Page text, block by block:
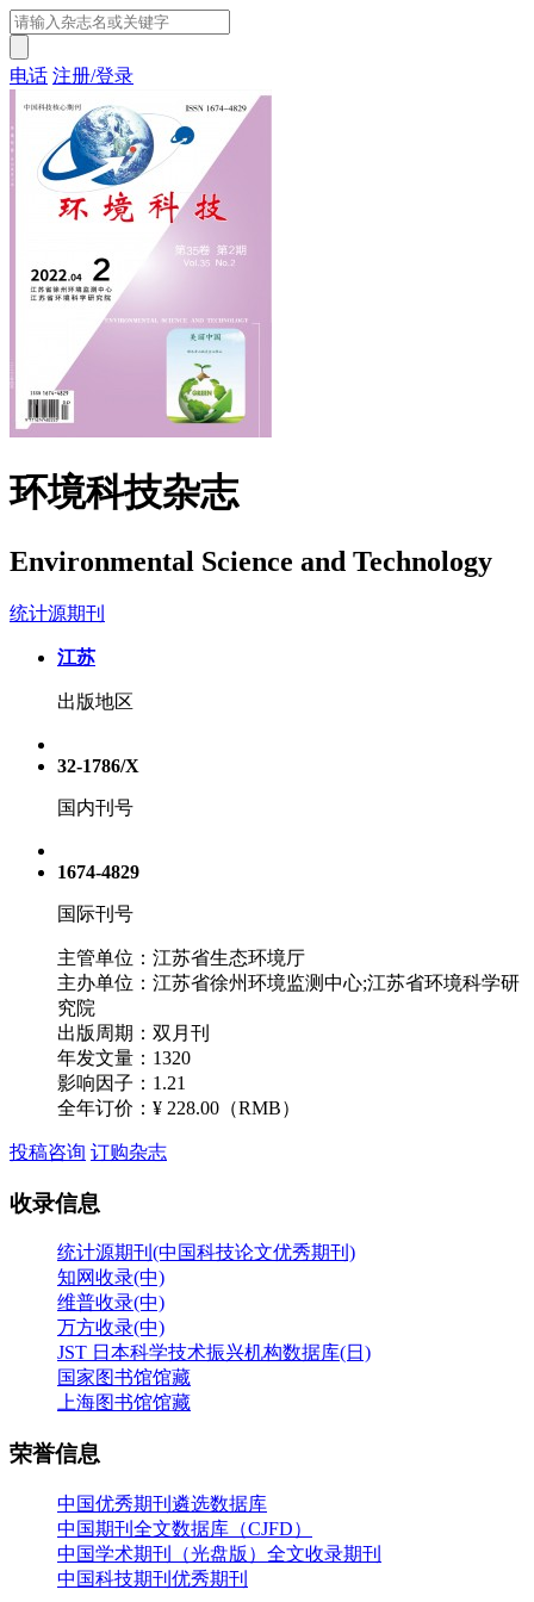
电话 注册/登录
环境科技杂志
Environmental Science and Technology
统计源期刊
江苏
出版地区
32-1786/X
国内刊号
1674-4829
国际刊号
主管单位：江苏省生态环境厅
主办单位：江苏省徐州环境监测中心;江苏省环境科学研
究院
出版周期：双月刊
年发文量：1320
影响因子：1.21
全年订价： ¥ 228.00（RMB）
投稿咨询 订购杂志
收录信息
统计源期刊(中国科技论文优秀期刊)
知网收录(中)
维普收录(中)
万方收录(中)
JST 日本科学技术振兴机构数据库(日)
国家图书馆馆藏
上海图书馆馆藏
荣誉信息
中国优秀期刊遴选数据库
中国期刊全文数据库（CJFD）
中国学术期刊（光盘版）全文收录期刊
中国科技期刊优秀期刊